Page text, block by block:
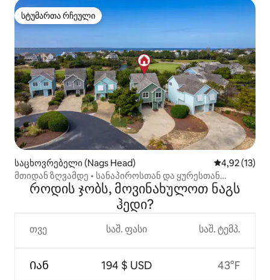
სტუმართა რჩეული
სტუმართა რჩეული
საცხოვრებელი (Nags Head) საშუალო
4,92 (13)
მთიდან ზღვამდე • სანაპიროსთან და ყურესთან
სიარული • გოლფი OBX-ში!
როდის ჯობს, მოვინახულოთ ნაგს
ჰედი?
თვე
Იან
საშ. ფასი
194 $ USD
საშ. ტემპ.
43°F